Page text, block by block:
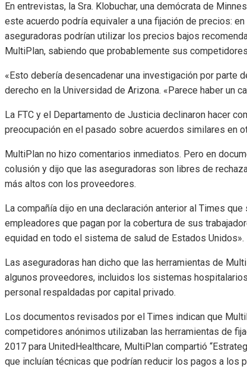
En entrevistas, la Sra. Klobuchar, una demócrata de
este acuerdo podría equivaler a una fijación de precios:
aseguradoras podrían utilizar los precios bajos
MultiPlan, sabiendo que probablemente sus
«Esto debería desencadenar una investigación por parte
derecho en la Universidad de Arizona. «Parece haber un
La FTC y el Departamento de Justicia declinaron hacer
preocupación en el pasado sobre acuerdos similares en
MultiPlan no hizo comentarios inmediatos. Pero en
colusión y dijo que las aseguradoras son libres de
más altos con los proveedores.
La compañía dijo en una declaración anterior al Times
empleadores que pagan por la cobertura de sus
equidad en todo el sistema de salud de Estados Unidos».
Las aseguradoras han dicho que las herramientas de
algunos proveedores, incluidos los sistemas
personal respaldadas por capital privado.
Los documentos revisados ​​por el Times indican que
competidores anónimos utilizaban las herramientas de
2017 para UnitedHealthcare, MultiPlan compartió
que incluían técnicas que podrían reducir los pagos a los